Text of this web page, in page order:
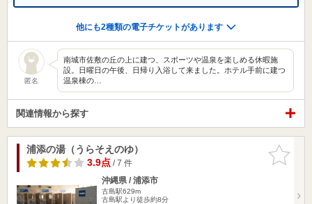
他にも2種類の電子チケットがあります
匿名
南城市佐敷の丘の上に建つ、スポーツや温泉を楽しめる休暇施
設。日曜日の午後、日帰り入浴して来ました。ホテル手前に建つ
温泉棟の…
関連情報から探す
お気に入
りに追加
浦添の湯（うらそえのゆ）
3.9点/ 7 件
沖縄県 / 浦添市
古島駅629m
古島駅より徒歩約8分